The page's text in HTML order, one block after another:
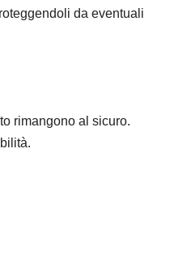
da eventuali
rimangono al sicuro.